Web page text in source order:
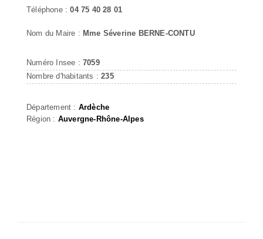
Téléphone :04 75 40 28 01
Nom du Maire : Mme Séverine BERNE-CONTU
Numéro Insee : 7059
Nombre d'habitants :235
Département : Ardèche
Région : Auvergne-Rhône-Alpes